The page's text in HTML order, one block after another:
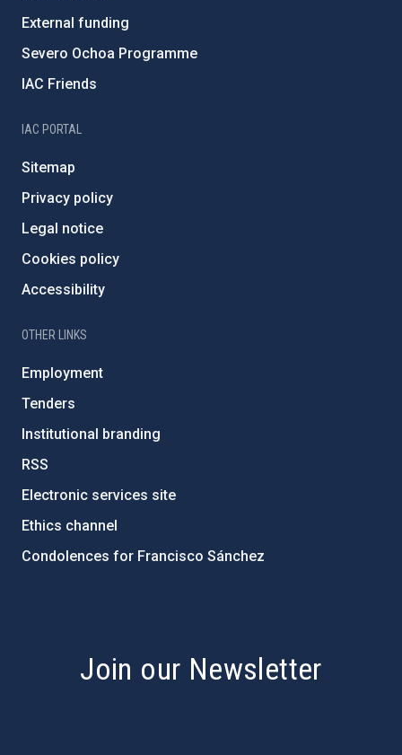
External funding
Severo Ochoa Programme
IAC Friends
IAC PORTAL
Sitemap
Privacy policy
Legal notice
Cookies policy
Accessibility
OTHER LINKS
Employment
Tenders
Institutional branding
RSS
Electronic services site
Ethics channel
Condolences for Francisco Sánchez
Join our Newsletter